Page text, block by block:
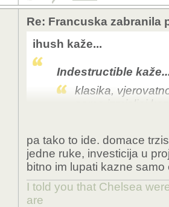
Re: Francuska zabranila
ihush kaže...
Indestructible
klasika,
samo izmisljaj
porezne olakšice ili
btw, rekao bi da su
o povlačenju s
posjeduju.. i kao
pa tako to ide. domace
jedne ruke, investicija u
bitno im lupati kazne
I told you that Chelsea
are